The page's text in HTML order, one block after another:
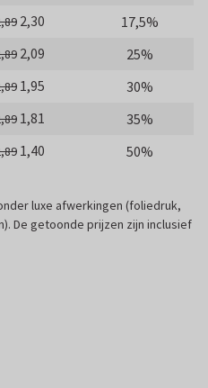
2,30
17,5%
2,09
25%
1,95
30%
1,81
35%
1,40 50%
luxe afwerkingen (foliedruk,
De getoonde prijzen zijn inclusief